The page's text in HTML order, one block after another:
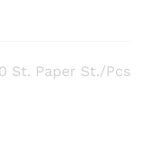
St. Paper St./Pcs